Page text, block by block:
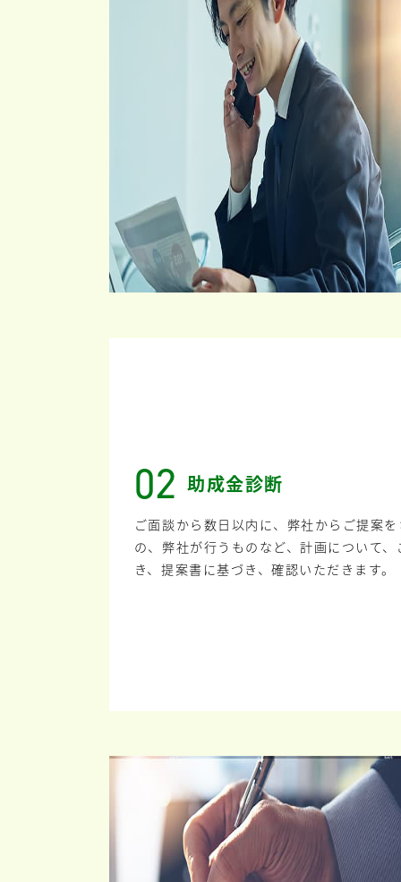
02 助成金診断
ご面談から数日以内に、弊社からご提案
の、弊社が行うものなど、計画について
き、提案書に基づき、確認いただきます。